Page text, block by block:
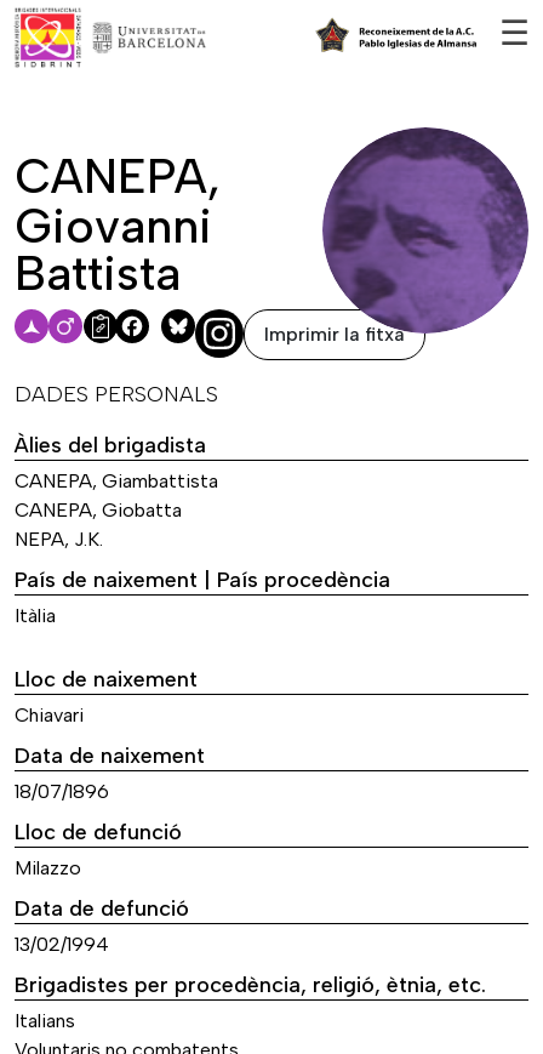
☰
CANEPA,
Giovanni
Battista
Facebook
Bluesky Imprimir la fitxa
DADES PERSONALS
Àlies del brigadista
CANEPA, Giambattista
CANEPA, Giobatta
NEPA, J.K.
País de naixement | País procedència
Itàlia
Lloc de naixement
Chiavari
Data de naixement
18/07/1896
Lloc de defunció
Milazzo
Data de defunció
13/02/1994
Brigadistes per procedència, religió, ètnia, etc.
Italians